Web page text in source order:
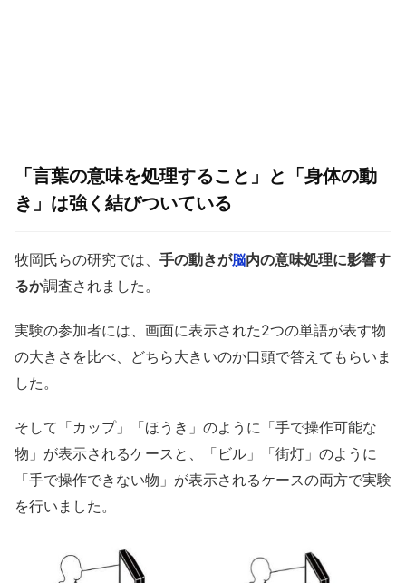
「言葉の意味を処理すること」と「身体の動
き」は強く結びついている
牧岡氏らの研究では、 手の動きが脳内の意味処理に影響す
るか調査されました。
実験の参加者には、画面に表示された2つの単語が表す物
の大きさを比べ、どちら大きいのか口頭で答えてもらいま
した。
そして「カップ」「ほうき」のように「手で操作可能な
物」が表示されるケースと、「ビル」「街灯」のように
「手で操作できない物」が表示されるケースの両方で実験
を行いました。